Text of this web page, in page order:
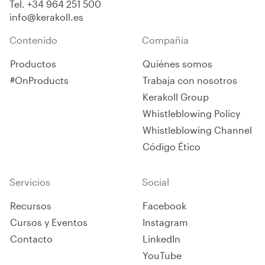
galvanizado Geosteel para
realizar conexiones
estructural, mejora y
sísmica. Certificado para
mejorar la seguridad de los
Tel. +34 964 251 500
info@kerakoll.es
Contenido
Productos
#OnProducts
Compañía
Quiénes somos
Trabaja con nosotros
Kerakoll Group
Whistleblowing Policy
Whistleblowing Channel
Código Ético
Servicios
Recursos
Cursos y Eventos
Contacto
Social
Facebook
Instagram
LinkedIn
YouTube